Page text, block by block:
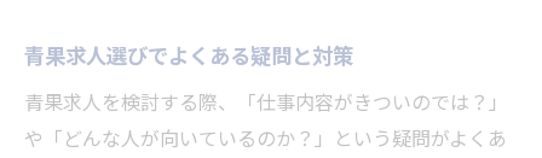
青果求人で求められる資質とスキル
青果求人で自分の適性を判断する方法
青果求人でよくある向き不向きの見分け方
青果求人選びでよくある疑問と対策
青果求人を検討する際、「仕事内容がきついのでは？」
や「どんな人が向いているのか？」という疑問がよくあ